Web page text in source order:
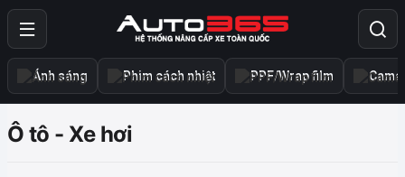
Ánh sáng Phim cách nhiệt PPF/Wrap film
Ô tô - Xe hơi